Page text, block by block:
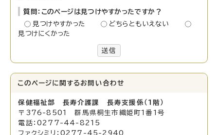
質問：このページは見つけやすかったですか？
見つけやすかった
どちらともいえない
見つけにくかった
送信
このページに関する お問い合わせ
保健福祉部 長寿介護課 長寿支援係（1階）
〒376-8501 群馬県桐生市織姫町1番1号
電話：0277-44-8215
ファクシミリ：0277-45-2940